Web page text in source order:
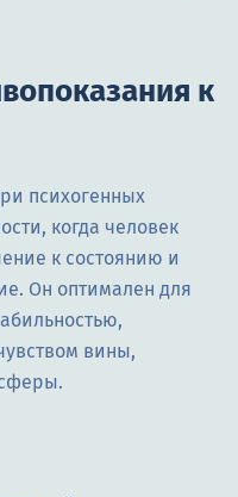
к
психогенных
когда человек
к состоянию и
Он оптимален для
вины,